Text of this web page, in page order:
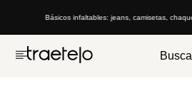
Básicos infaltables: jeans, camisetas,